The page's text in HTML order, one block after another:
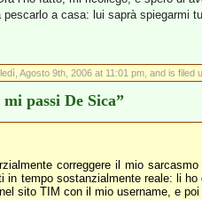
a casa: lui saprà spiegarmi
Agosto 9th, 2006 at 11:01 pm, and is filed
passi De Sica”
correggere il mio
in tempo sostanzialmente reale: li
sito TIM con il mio username, e